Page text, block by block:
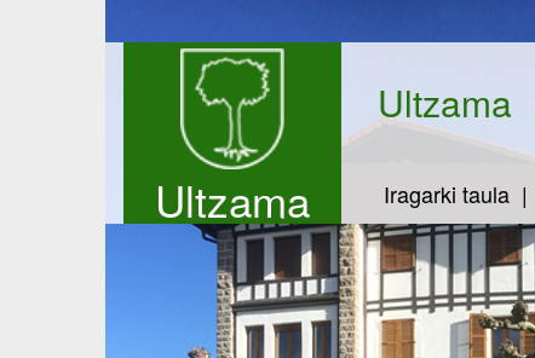
Ultzama
Ultzama
Iragarki taula